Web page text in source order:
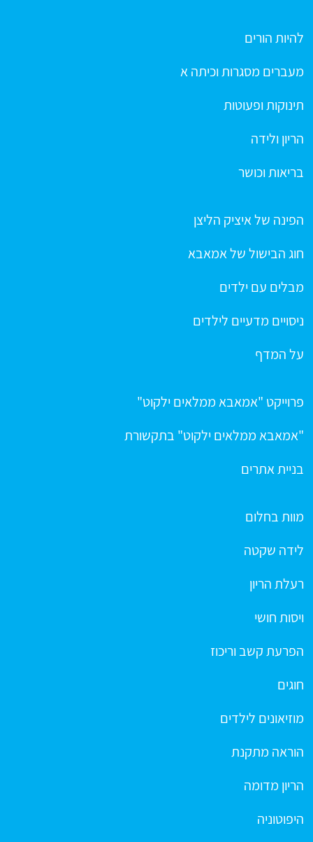
להיות הורים
מעברים מסגרות וכיתה א
תינוקות ופעוטות
הריון ולידה
בריאות וכושר
הפינה של איציק הליצן
חוג הבישול של אמאבא
מבלים עם ילדים
ניסויים מדעיים לילדים
על המדף
פרוייקט "אמאבא ממלאים ילקוט"
"אמאבא ממלאים ילקוט" בתקשורת
בניית אתרים
מוות בחלום
לידה שקטה
רעלת הריון
ויסות חושי
הפרעת קשב וריכוז
חוגים
מוזיאונים לילדים
הוראה מתקנת
הריון מדומה
היפוטוניה